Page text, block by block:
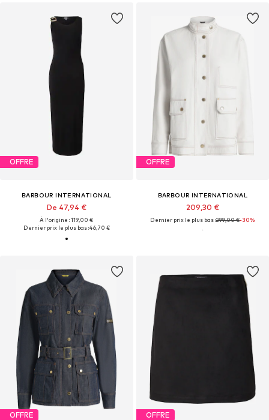
OFFRE
BARBOUR INTERNATIONAL
De 47,94 €
À l'origine : 119,00 €
Dernier prix le plus bas :46,70 €
OFFRE
BARBOUR INTERNATIONAL
209,30 €
Dernier prix le plus bas :299,00 €-30%
OFFRE OFFRE